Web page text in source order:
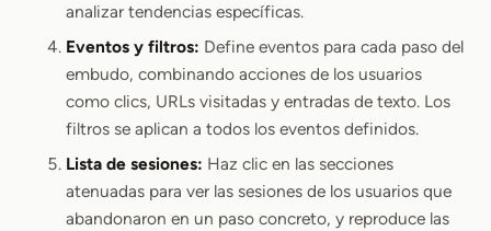
analizar tendencias específicas.
Eventos y filtros: Define eventos para cada paso del
embudo, combinando acciones de los usuarios
como clics, URLs visitadas y entradas de texto. Los
filtros se aplican a todos los eventos definidos.
Lista de sesiones: Haz clic en las secciones
atenuadas para ver las sesiones de los usuarios que
abandonaron en un paso concreto, y reproduce las